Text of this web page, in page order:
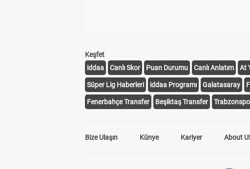
Keşfet
iddaa
Canlı Skor Puan Durumu Canlı Anlatım At
Süper Lig Haberleri iddaa Programı Galatasaray
Fenerbahçe Transfer Beşiktaş Transfer
Bize Ulaşın Künye Kariyer About